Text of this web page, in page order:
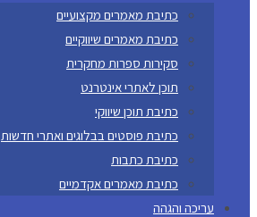
כתיבת מאמרים מקצועיים
כתיבת מאמרים שיווקיים
סקירות ספרות מחקרית
תוכן לאתרי אינטרנט
כתיבת תוכן שיווקי
כתיבת פוסטים בבלוגים ואתרי חדשות
כתיבת כתבות
כתיבת מאמרים אקדמיים
עריכה והגהה